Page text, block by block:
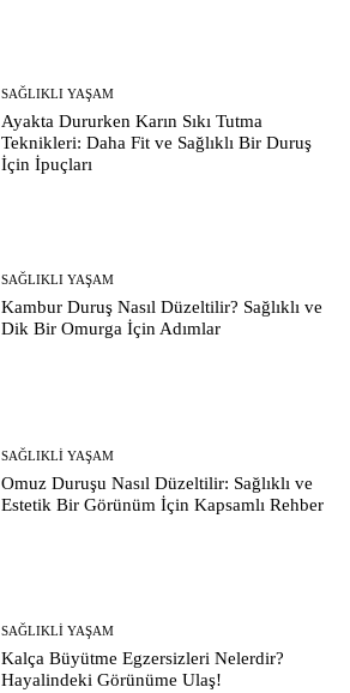
SAĞLIKLI YAŞAM
Ayakta Dururken Karın Sıkı Tutma
Teknikleri: Daha Fit ve Sağlıklı Bir Duruş
İçin İpuçları
SAĞLIKLI YAŞAM
Kambur Duruş Nasıl Düzeltilir? Sağlıklı ve
Dik Bir Omurga İçin Adımlar
SAĞLIKLI YAŞAM
Omuz Duruşu Nasıl Düzeltilir: Sağlıklı ve
Estetik Bir Görünüm İçin Kapsamlı Rehber
SAĞLIKLI YAŞAM
Kalça Büyütme Egzersizleri Nelerdir?
Hayalindeki Görünüme Ulaş!